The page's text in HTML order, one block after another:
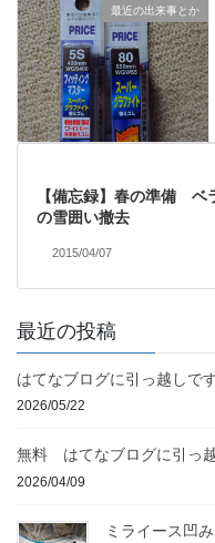
最近の出来事とか
【備忘録】春の準備 ベ
の雪囲い撤去
2015/04/07
最近の投稿
はてなブログに引っ越しで
2026/05/22
無料 はてなブログに引っ
2026/04/09
ミライース凹